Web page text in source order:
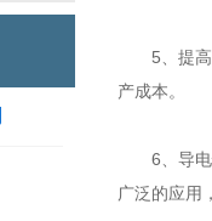
5、提高生
产成本。
6、导电性
广泛的应用